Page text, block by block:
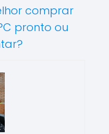
comprar
pronto ou